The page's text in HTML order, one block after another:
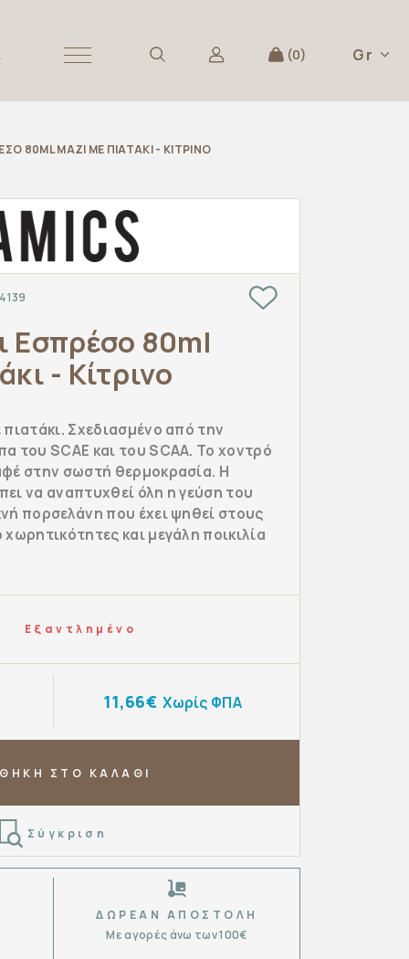
0 Gr
80ML ΜΑΖΊ ΜΕ ΠΙΑΤΆΚΙ - ΚΊΤΡΙΝΟ
Εσπρέσο 80ml
- Κίτρινο
Σχεδιασμένο από την
του SCAE και του SCAA. Το χοντρό
στην σωστή θερμοκρασία. Η
να αναπτυχθεί όλη η γεύση του
πορσελάνη που έχει ψηθεί στους
και μεγάλη ποικιλία
Εξαντλημένο
11,66€ Χωρίς ΦΠΑ
ΣΤΟ ΚΑΛΑΘΙ
Σύγκριση
ΔΩΡΕΆΝ ΑΠΟΣΤΟΛΉ
Με αγορές άνω των 100€